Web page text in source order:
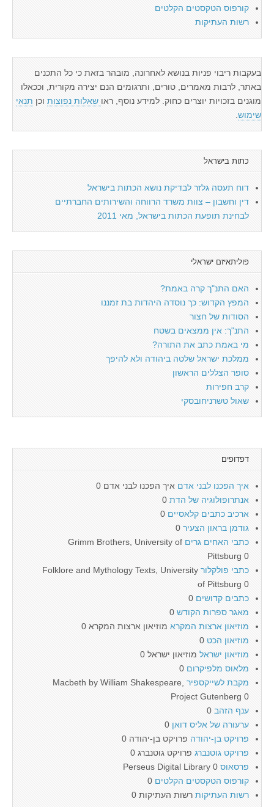
קורפוס הטקסטים הקלטים
רשות העתיקות
בעקבות ריבוי פניות בנושא לאחרונה, מובהר בזאת כי כל התכנים
באתר, לרבות מאמרים, טורים, ותרגומים הנם יצירה מקורית, וככאלו
מוגנים בזכויות יוצרים כחוק. למידע נוסף, ראו שאלות נפוצות וכן תנאי
שימוש
כתות בישראל
דוח תעסה גלזר לבדיקת נושא הכתות בישראל
דין וחשבון – צוות משרד הרווחה והשירותים החברתיים
לבחינת תופעת הכתות בישראל, מאי 2011
פוליתאיזם ישראלי
האם התנ"ך קרה באמת?
המפץ הקדוש: כך נוסדה היהדות בת זמננו
הסודות של חצור
התנ"ך: אין ממצאים בשטח
מי באמת כתב את התורה?
ממלכת ישראל שלטה ביהודה ולא להיפך
סופר הצללים הראשון
קרב חפירות
שאול טשרניחובסקי
דפדופים
איך הפכנו לבני אדם איך הפכנו לבני אדם 0
אנתרופולוגיה של הדת
ארכיב כתבים קלאסיים
גודמן בראון הצעיר
כתבי האחים גרים Grimm Brothers, University of
Pittsburg 0
כתבי פולקלור Folklore and Mythology Texts, University
of Pittsburg 0
כתבים קדושים
מאגר ספרות הקודש
מוזיאון ארצות המקרא מוזיאון ארצות המקרא 0
מוזיאון הכט
מוזיאון ישראל מוזיאון ישראל 0
מלאוס מלפיקרום
מקבת לשייקספיר Macbeth by William Shakespeare,
Project Gutenberg 0
ענף הזהב
ערעורה של אליס דואן
פרויקט בן-יהודה פרויקט בן-יהודה 0
פרויקט גוטנברג פרויקט גוטנברג 0
פרסאוס
קורפוס הטקסטים הקלטים
רשות העתיקות רשות העתיקות 0